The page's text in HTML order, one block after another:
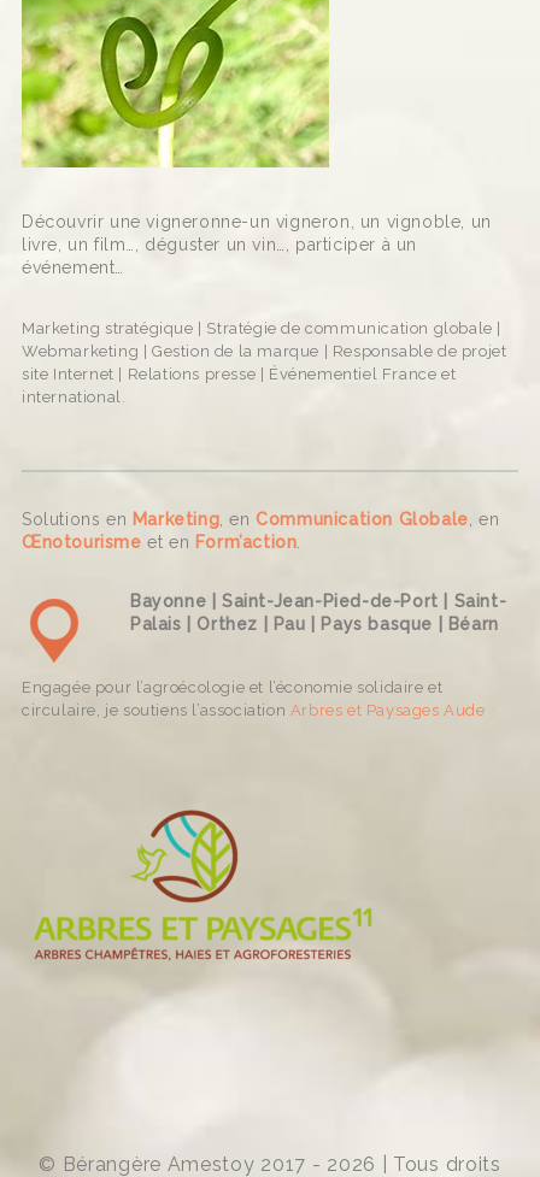
Découvrir une vigneronne-un vigneron, un vignoble, un
livre, un film…, déguster un vin…, participer à un
événement…
Marketing stratégique | Stratégie de communication globale |
Webmarketing | Gestion de la marque | Responsable de projet
site Internet | Relations presse | Événementiel France et
international.
Solutions en Marketing , en Communication Globale , en
Œnotourisme et en Form’action
Bayonne | Saint-Jean-Pied-de-Port | Saint-
Palais | Orthez | Pau | Pays basque | Béarn
Engagée pour l’agroécologie et l’économie solidaire et
circulaire, je soutiens l’association Arbres et Paysages Aude
© Bérangère Amestoy 2017 - 2026 | Tous droits